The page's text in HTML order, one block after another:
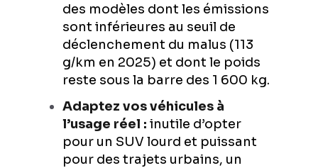
des modèles dont les émissions
sont inférieures au seuil de
déclenchement du malus (113
g/km en 2025) et dont le poids
reste sous la barre des 1 600 kg.
Adaptez vos véhicules à
l’usage réel : inutile d’opter
pour un SUV lourd et puissant
pour des trajets urbains, un